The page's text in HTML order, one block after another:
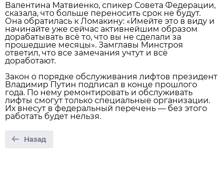
Валентина Матвиенко, спикер Совета Федерации,
сказала, что больше переносить срок не будут.
Она обратилась к Ломакину: «Имейте это в виду и
начинайте уже сейчас активнейшим образом
дорабатывать всё то, что вы не сделали за
прошедшие месяцы». Замглавы Минстроя
ответил, что все замечания учтут и всё
доработают.
Закон о порядке обслуживания лифтов президент
Владимир Путин подписал в конце прошлого
года. По нему ремонтировать и обслуживать
лифты смогут только специальные организации.
Их внесут в федеральный перечень — без этого
работать будет нельзя.
Назад